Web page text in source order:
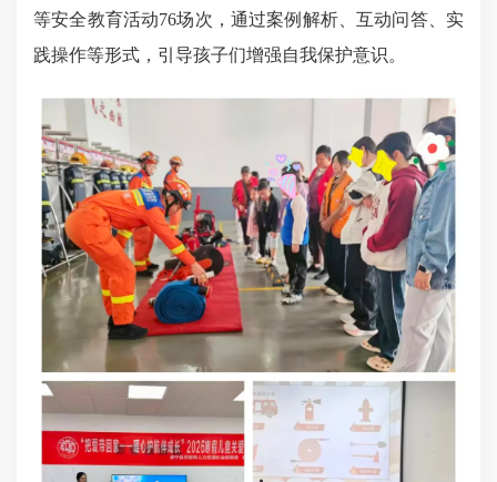
等安全教育活动76场次，通过案例解析、互动问答、实
践操作等形式，引导孩子们增强自我保护意识。